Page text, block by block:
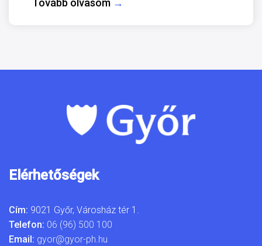
Tovább olvasom →
Elérhetőségek
Cím: 9021 Győr, Városház tér 1.
Telefon: 06 (96) 500 100
Email: gyor@gyor-ph.hu